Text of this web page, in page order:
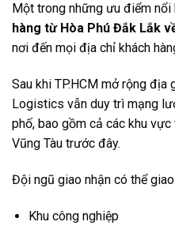
Một trong những ưu điểm
hàng từ Hòa Phú Đắk Lắk
nơi đến mọi địa chỉ khách
Sau khi TP.HCM mở rộng địa
Logistics vẫn duy trì mạng
phố, bao gồm cả các khu
Vũng Tàu trước đây.
Đội ngũ giao nhận có thể
Khu công nghiệp